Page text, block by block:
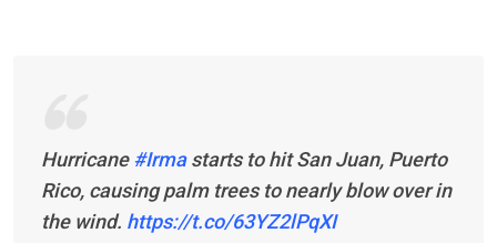
Hurricane #Irmastarts to hit San Juan, Puerto
Rico, causing palm trees to nearly blow over in
the wind. https://t.co/63YZ2lPqXI